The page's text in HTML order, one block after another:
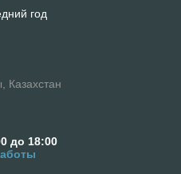
год
Казахстан
до 18:00